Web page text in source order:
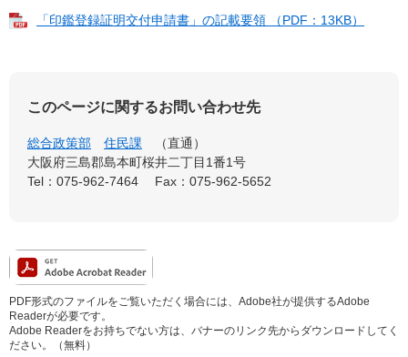
「印鑑登録証明交付申請書」の記載要領 （PDF：13KB）
このページに関するお問い合わせ先
総合政策部 住民課
直通
大阪府三島郡島本町桜井二丁目1番1号
Tel：075-962-7464
Fax：075-962-5652
PDF形式のファイルをご覧いただく場合には、Adobe社が提供するAdobe
Readerが必要です。
Adobe Readerをお持ちでない方は、バナーのリンク先からダウンロードしてく
ださい。（無料）